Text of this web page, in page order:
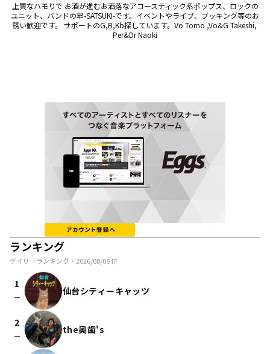
上質なハモりで お酒が進むお洒落なアコースティック系ポップス、ロックの
ユニット、バンドの皐-SATSUKI-です。イベントやライブ、ブッキング等のお
誘い歓迎です。 サポートのG,B,Kb探しています。Vo Tomo ,Vo&G Takeshi,
Per&Dr Naoki
ランキング
デイリーランキング・ 2026/08/06付
1
check_indeterminate_small 仙台シティーキャッツ
2
check_indeterminate_small the奥歯's